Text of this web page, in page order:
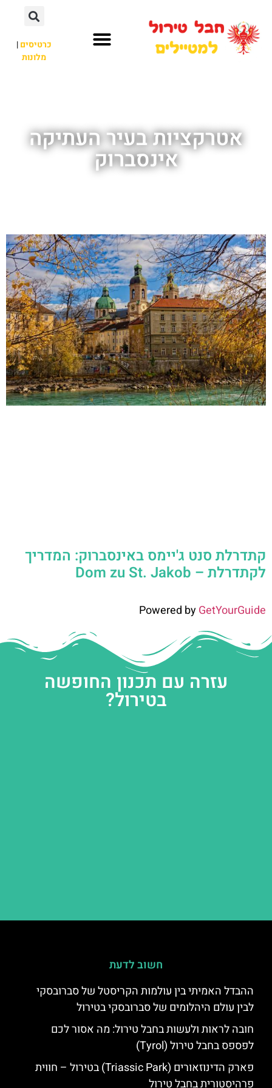
כרטיסים|
מלונות
אטרקציות בעיר העתיקה
אינסברוק
קתדרלת סנט ג'יימס באינסברוק: המדריך
לקתדרלת – Dom zu St. Jakob
Powered byGetYourGuide
עזרה עם תכנון החופשה
בטירול?
חשוב לדעת
ההבדל האמיתי בין עולמות הקריסטל של סברובסקי
לבין עולם היהלומים של סברובסקי בטירול
חובה לראות ולעשות בחבל טירול: מה אסור לכם
לפספס בחבל טירול (Tyrol)
פארק הדינוזאורים (Triassic Park) בטירול – חווית
פרהיסטורית בחבל טירול